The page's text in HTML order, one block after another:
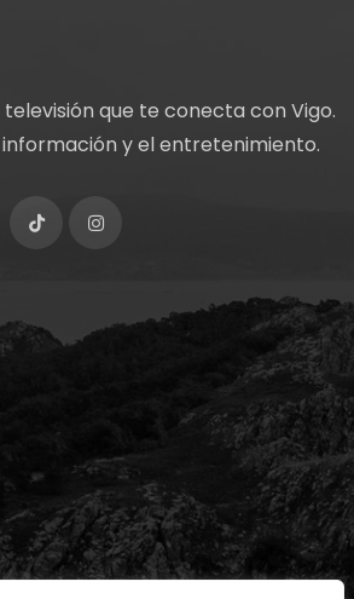
que te conecta con Vigo.
y el entretenimiento.